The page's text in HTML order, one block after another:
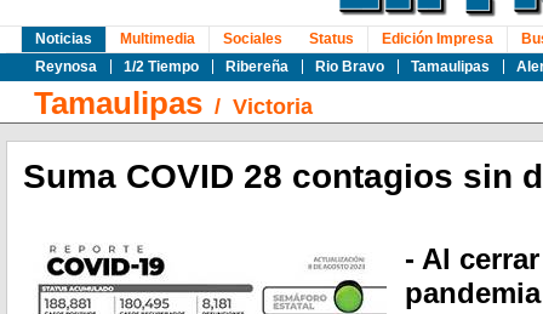
Noticias
Reynosa
1/2 Tiempo Ribereña Rio Bravo Tamaulipas
Multimedia Sociales Status Edición Impresa
Tamaulipas / Victoria
Suma COVID 28 contagios sin
- Al